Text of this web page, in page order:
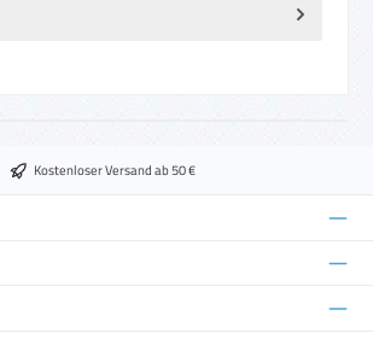
Kostenloser Versand ab 50 €